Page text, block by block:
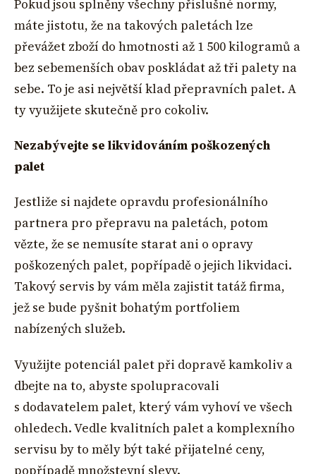
Pokud jsou splněny všechny příslušné normy,
máte jistotu, že na takových paletách lze
převážet zboží do hmotnosti až 1 500 kilogramů a
bez sebemenších obav poskládat až tři palety na
sebe. To je asi největší klad přepravních palet. A
ty využijete skutečně pro cokoliv.
Nezabývejte se likvidováním poškozených
palet
Jestliže si najdete opravdu profesionálního
partnera pro přepravu na paletách, potom
vězte, že se nemusíte starat ani o opravy
poškozených palet, popřípadě o jejich likvidaci.
Takový servis by vám měla zajistit tatáž firma,
jež se bude pyšnit bohatým portfoliem
nabízených služeb.
Využijte potenciál palet při dopravě kamkoliv a
dbejte na to, abyste spolupracovali
s dodavatelem palet, který vám vyhoví ve všech
ohledech. Vedle kvalitních palet a komplexního
servisu by to měly být také přijatelné ceny,
popřípadě množstevní slevy.